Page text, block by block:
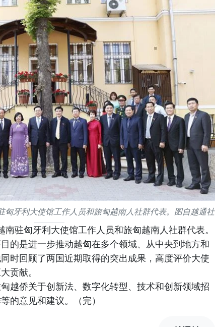
匈牙利大使馆工作人员和旅匈越南人社群代表。图自越通社
驻匈牙利大使馆工作人员和旅匈越南人社群代表。
的是进一步推动越匈在多个领域、从中央到地方和
时回顾了两国近期取得的突出成果，高度评价大使
贡献。
越侨关于创新法、数字化转型、技术和创新领域招
的意见和建议。（完）